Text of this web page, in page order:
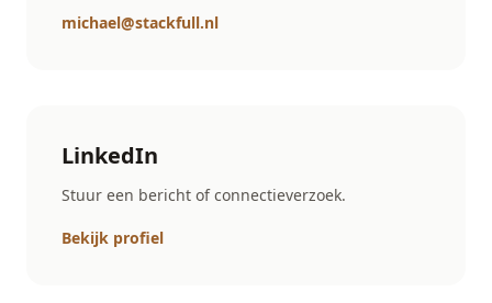
michael@stackfull.nl
LinkedIn
Stuur een bericht of connectieverzoek.
Bekijk profiel